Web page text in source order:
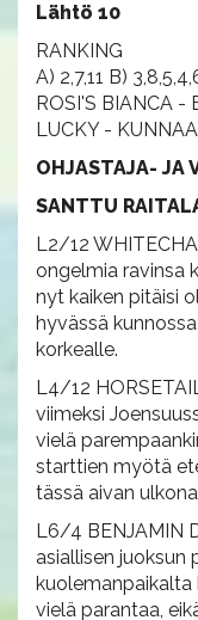
Lähtö 10
RANKING
A) 2,7,11 B)
ROSI'S BIANCA -
LUCKY -
OHJASTAJA- JA
SANTTU
L2/12
ongelmia ravinsa
nyt kaiken pitäisi
hyvässä
korkealle.
L4/12
viimeksi
vielä
starttien myötä
tässä aivan
L6/4 BENJAMIN
asiallisen juoksun
kuolemanpaikalta
vielä parantaa,